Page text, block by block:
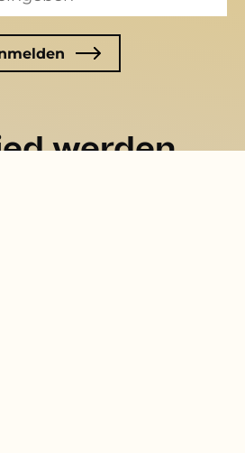
werden